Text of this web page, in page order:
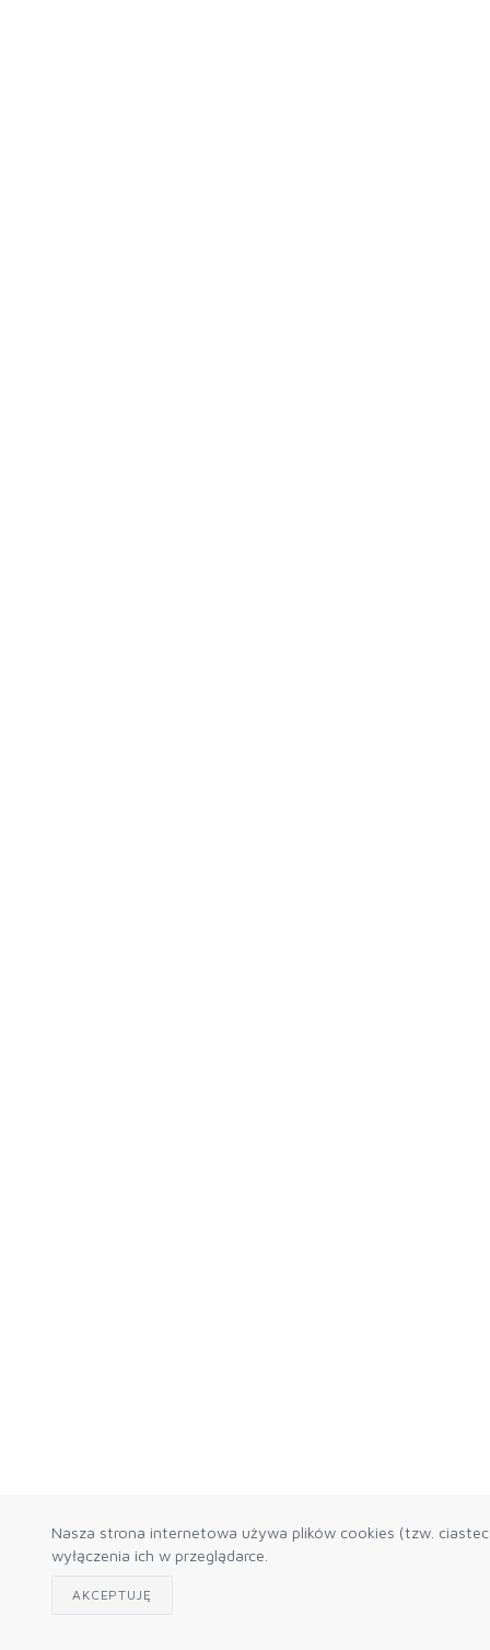
Nasza strona internetowa używa plików cookies (tzw.
wyłączenia ich w przeglądarce.
AKCEPTUJĘ